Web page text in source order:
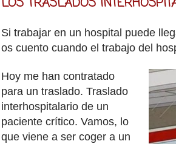
Si trabajar en un hospital puede
os cuento cuando el trabajo del
Hoy me han contratado
para un traslado. Traslado
interhospitalario de un
paciente crítico. Vamos, lo
que viene a ser coger a un